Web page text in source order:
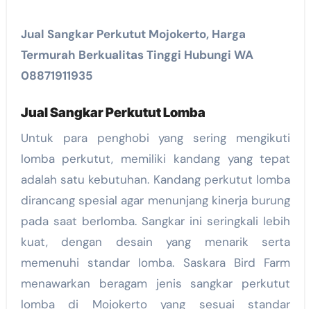
Jual Sangkar Perkutut Mojokerto, Harga
Termurah Berkualitas Tinggi Hubungi WA
08871911935
Jual Sangkar Perkutut Lomba
Untuk para penghobi yang sering mengikuti
lomba perkutut, memiliki kandang yang tepat
adalah satu kebutuhan. Kandang perkutut lomba
dirancang spesial agar menunjang kinerja burung
pada saat berlomba. Sangkar ini seringkali lebih
kuat, dengan desain yang menarik serta
memenuhi standar lomba. Saskara Bird Farm
menawarkan beragam jenis sangkar perkutut
lomba di Mojokerto yang sesuai standar